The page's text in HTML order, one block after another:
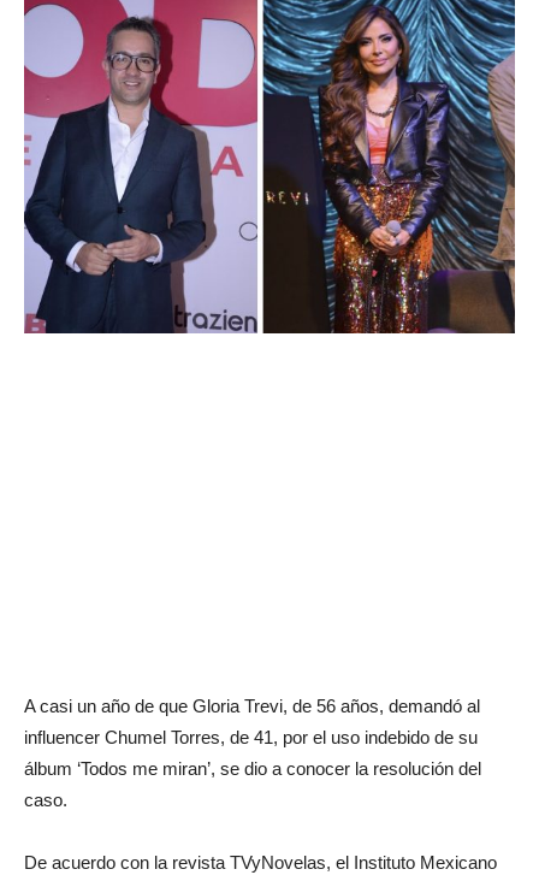
A casi un año de que Gloria Trevi, de 56 años, demandó al
influencer Chumel Torres, de 41, por el uso indebido de su
álbum ‘Todos me miran’, se dio a conocer la resolución del
caso.
De acuerdo con la revista TVyNovelas, el Instituto Mexicano